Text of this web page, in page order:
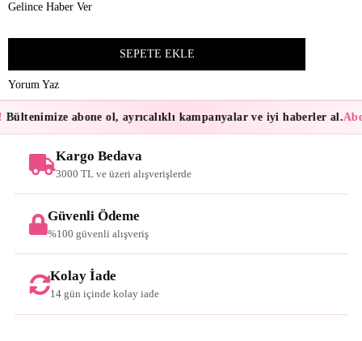
Gelince Haber Ver
Yorum Yaz
Bültenimize abone ol, ayrıcalıklı kampanyalar ve iyi haberler al.
Kargo Bedava
3000 TL ve üzeri alışverişlerde
Güvenli Ödeme
%100 güvenli alışveriş
Kolay İade
14 gün içinde kolay iade